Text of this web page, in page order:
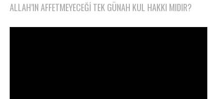
ALLAH’IN AFFETMEYECEĞI TEK GÜNAH KUL HAKKI MIDIR?